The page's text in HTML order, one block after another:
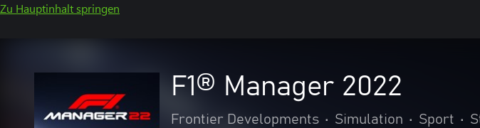
Zu Hauptinhalt springen
F1® Manager 2022
Frontier Developments • Simulation • Sport •